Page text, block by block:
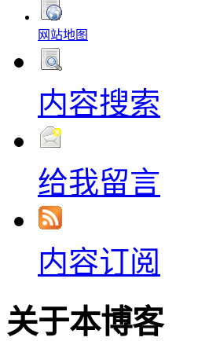
网站地图
内容搜索
给我留言
内容订阅
关于本博客